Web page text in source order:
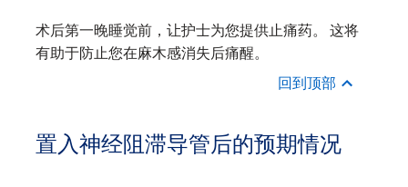
术后第一晚睡觉前，让护士为您提供止痛药。 这将
有助于防止您在麻木感消失后痛醒。
回到顶部
置入神经阻滞导管后的预期情况